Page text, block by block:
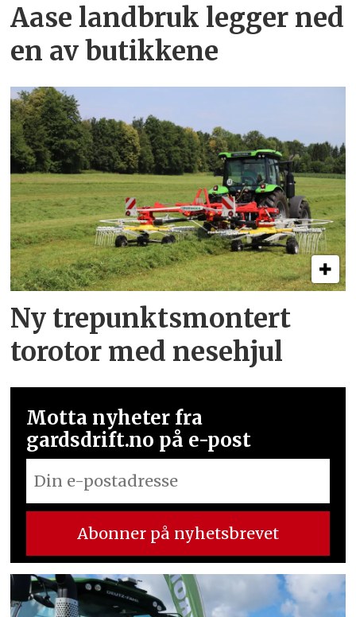
Aase landbruk legger ned
en av butikkene
Ny trepunkts­montert
torotor med nesehjul
Motta nyheter fra
gardsdrift.no på e-post